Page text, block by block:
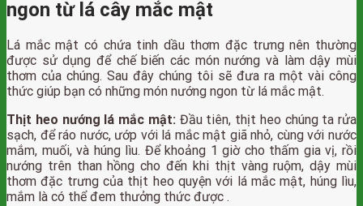
ngon từ lá cây mắc mật
Lá mắc mật có chứa tinh dầu thơm đặc trưng nên thường
được sử dụng để chế biến các món nướng và làm dậy mùi
thơm của chúng. Sau đây chúng tôi sẽ đưa ra một vài công
thức giúp bạn có những món nướng ngon từ lá mắc mật.
Thịt heo nướng lá mắc mật: Đầu tiên, thịt heo chúng ta rửa
sạch, để ráo nước, ướp với lá mắc mật giã nhỏ, cùng với nước
mắm, muối, và húng lìu. Để khoảng 1 giờ cho thấm gia vị, rồi
nướng trên than hồng cho đến khi thịt vàng ruộm, dậy mùi
thơm đặc trưng của thịt heo quyện với lá mắc mật, húng lìu,
mắm là có thể đem thưởng thức được .